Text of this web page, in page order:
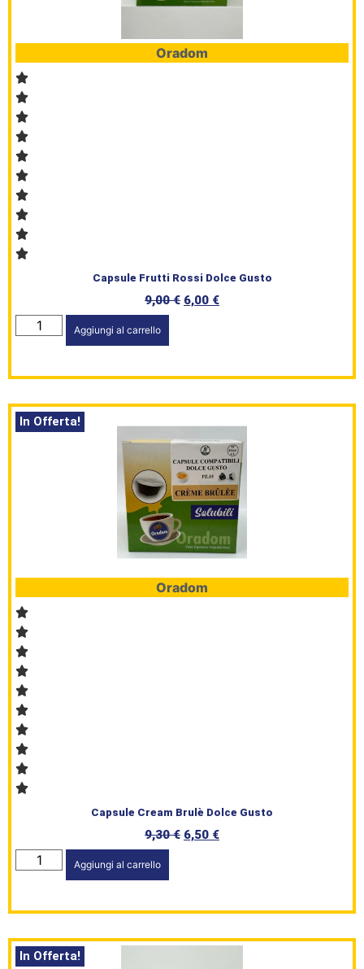
Oradom
Capsule Frutti Rossi Dolce Gusto
9,00€ 6,00 €
Aggiungi al carrello
In Offerta!
Oradom
Capsule Cream Brulè Dolce Gusto
9,30€ 6,50 €
Aggiungi al carrello
In Offerta!